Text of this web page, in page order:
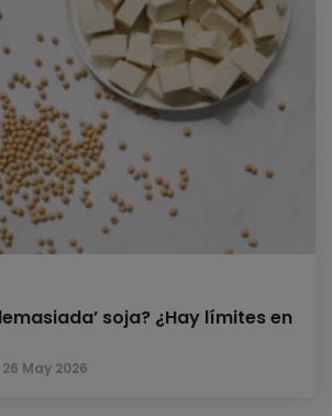
soja? ¿Hay límites en
26 May 2026